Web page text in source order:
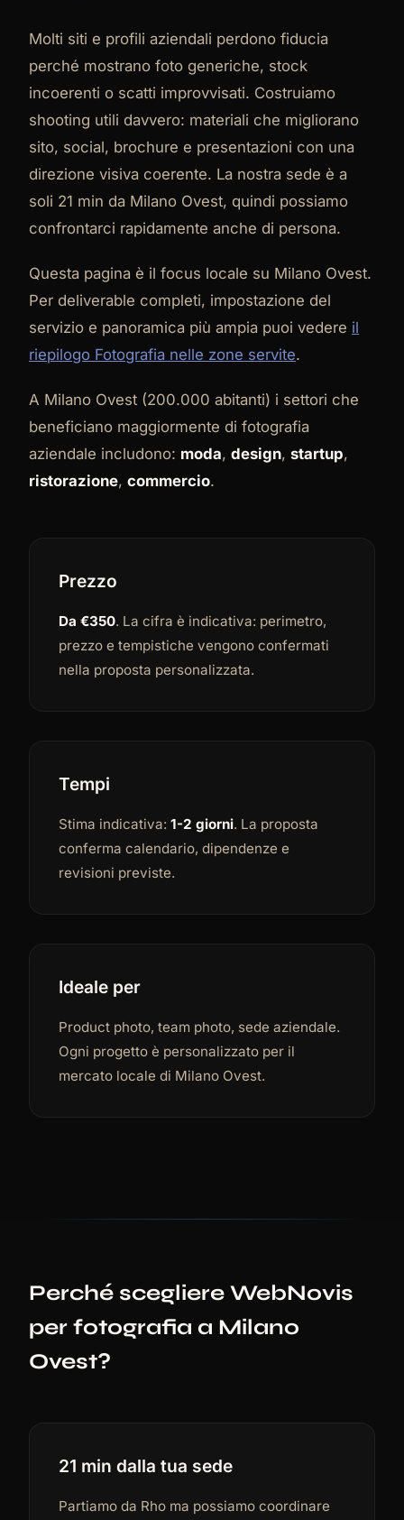
Molti siti e profili aziendali perdono fiducia
perché mostrano foto generiche, stock
incoerenti o scatti improvvisati. Costruiamo
shooting utili davvero: materiali che migliorano
sito, social, brochure e presentazioni con una
direzione visiva coerente. La nostra sede è a
soli 21 min da Milano Ovest, quindi possiamo
confrontarci rapidamente anche di persona.
Questa pagina è il focus locale su Milano Ovest.
Per deliverable completi, impostazione del
servizio e panoramica più ampia puoi vedere il
riepilogo Fotografia nelle zone servite.
A Milano Ovest (200.000 abitanti) i settori che
beneficiano maggiormente di fotografia
aziendale includono: moda, design, startup,
ristorazione, commercio.
Prezzo
Da €350. La cifra è indicativa: perimetro,
prezzo e tempistiche vengono confermati
nella proposta personalizzata.
Tempi
Stima indicativa: 1-2 giorni. La proposta
conferma calendario, dipendenze e
revisioni previste.
Ideale per
Product photo, team photo, sede aziendale.
Ogni progetto è personalizzato per il
mercato locale di Milano Ovest.
Perché scegliere WebNovis
per fotografia a Milano
Ovest?
21 min dalla tua sede
Partiamo da Rho ma possiamo coordinare